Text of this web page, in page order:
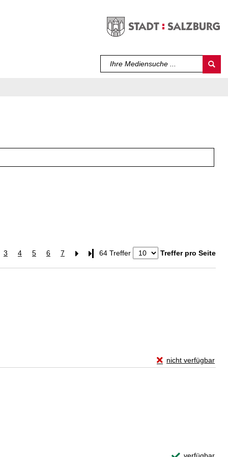
Sprache auswählen
3 4 5 6 7 Letzte Seite
64 Treffer Treffer pro Seite
nicht verfügbar
Exemplar-Details